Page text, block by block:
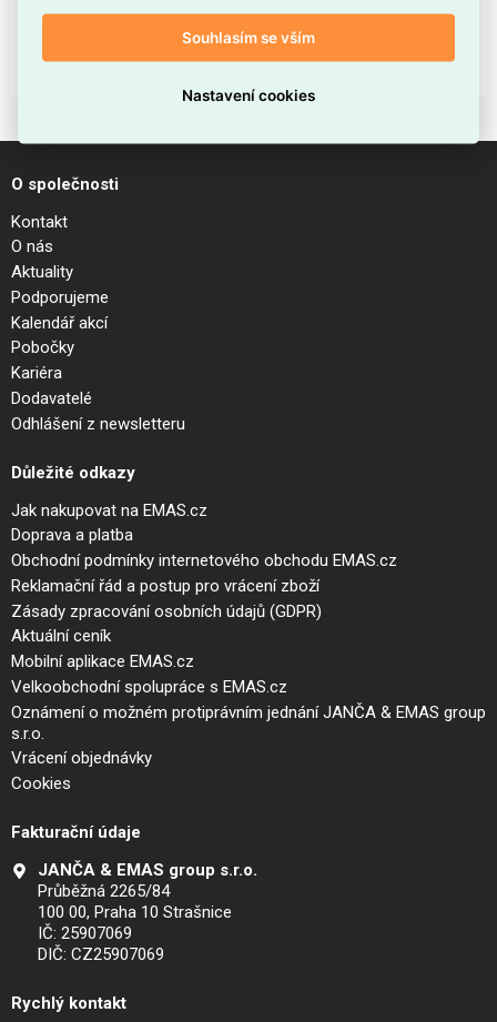
Anna Pecková
Martina Deabisová
O společnosti
Kontakt
O nás
Aktuality
Podporujeme
Kalendář akcí
Pobočky
Kariéra
Dodavatelé
Odhlášení z newsletteru
Důležité odkazy
Jak nakupovat na EMAS.cz
Doprava a platba
Obchodní podmínky internetového obchodu EMAS.cz
Reklamační řád a postup pro vrácení zboží
Zásady zpracování osobních údajů (GDPR)
Aktuální ceník
Mobilní aplikace EMAS.cz
Velkoobchodní spolupráce s EMAS.cz
Oznámení o možném protiprávním jednání JANČA & EMAS group
s.r.o.
Vrácení objednávky
Cookies
Fakturační údaje
JANČA & EMAS group s.r.o.
Průběžná 2265/84
100 00, Praha 10 Strašnice
IČ: 25907069
DIČ: CZ25907069
Rychlý kontakt
Souhlasím se vším
Nastavení cookies